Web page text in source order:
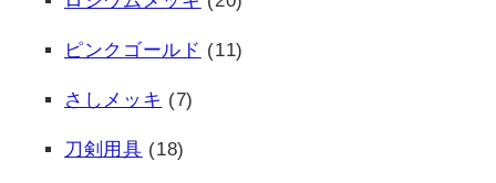
ピンクゴールド (11)
さしメッキ (7)
刀剣用具 (18)